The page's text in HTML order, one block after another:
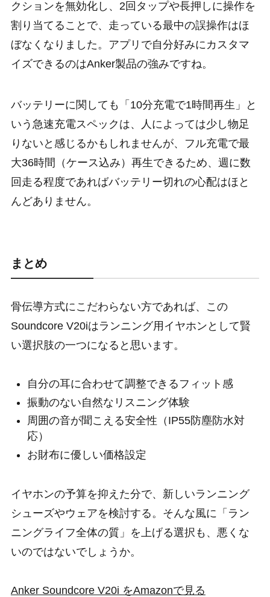
クションを無効化し、2回タップや長押しに操作を
割り当てることで、走っている最中の誤操作はほ
ぼなくなりました。アプリで自分好みにカスタマ
イズできるのはAnker製品の強みですね。
バッテリーに関しても「10分充電で1時間再生」と
いう急速充電スペックは、人によっては少し物足
りないと感じるかもしれませんが、フル充電で最
大36時間（ケース込み）再生できるため、週に数
回走る程度であればバッテリー切れの心配はほと
んどありません。
まとめ
骨伝導方式にこだわらない方であれば、この
Soundcore V20iはランニング用イヤホンとして賢
い選択肢の一つになると思います。
自分の耳に合わせて調整できるフィット感
振動のない自然なリスニング体験
周囲の音が聞こえる安全性（IP55防塵防水対
応）
お財布に優しい価格設定
イヤホンの予算を抑えた分で、新しいランニング
シューズやウェアを検討する。そんな風に「ラン
ニングライフ全体の質」を上げる選択も、悪くな
いのではないでしょうか。
Anker Soundcore V20i をAmazonで見る